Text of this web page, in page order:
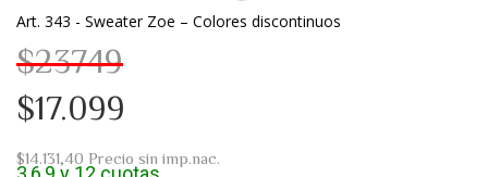
Art. 343 - Sweater Zoe – Colores discontinuos
$23749
$17.099
$14.131,40 Precio sin imp.nac.